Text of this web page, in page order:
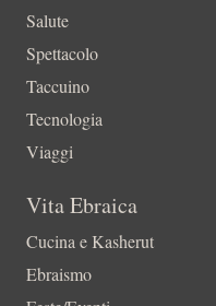
Salute
Spettacolo
Taccuino
Tecnologia
Viaggi
Vita Ebraica
Cucina e Kasherut
Ebraismo